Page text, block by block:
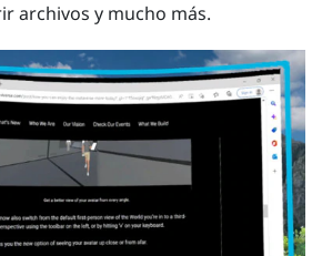
archivos y mucho más.